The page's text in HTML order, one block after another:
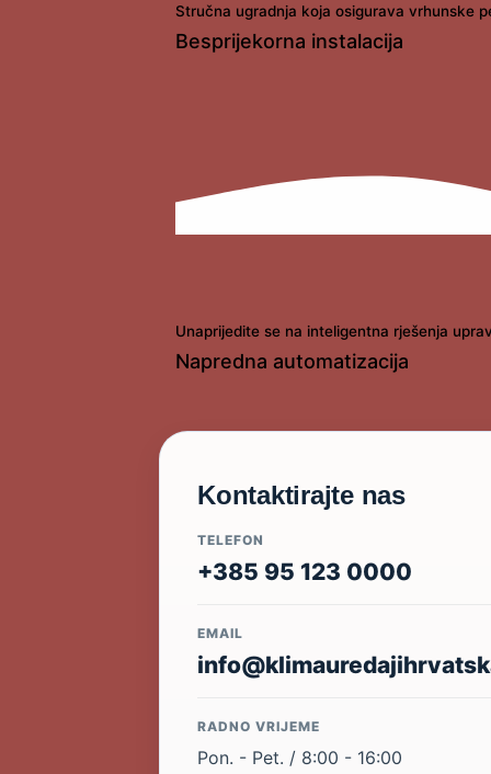
Stručna ugradnja koja osigurava vrhunske
Besprijekorna instalacija
Unaprijedite se na inteligentna rješenja
Napredna automatizacija
Kontaktirajte nas
TELEFON
+385 95 123 0000
EMAIL
RADNO VRIJEME
Pon. - Pet. / 8:00 - 16:00